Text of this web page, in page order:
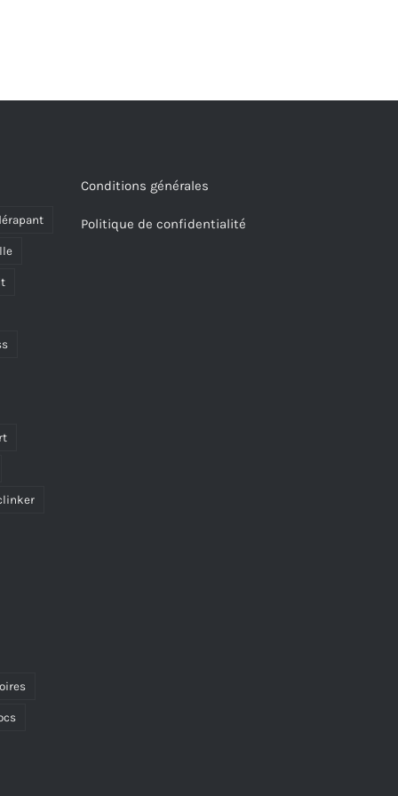
Conditions générales
Politique de confidentialité